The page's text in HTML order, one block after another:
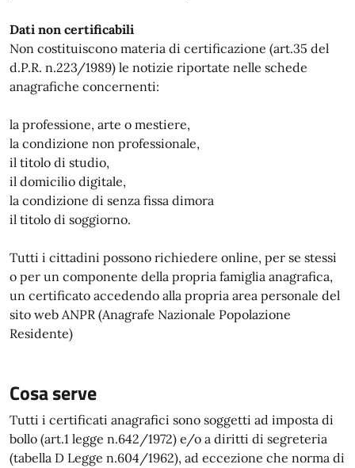
Dati non certificabili
Non costituiscono materia di certificazione (art.35 del
d.P.R. n.223/1989) le notizie riportate nelle schede
anagrafiche concernenti:
la professione, arte o mestiere,
la condizione non professionale,
il titolo di studio,
il domicilio digitale,
la condizione di senza fissa dimora
il titolo di soggiorno.
Tutti i cittadini possono richiedere online, per se stessi
o per un componente della propria famiglia anagrafica,
un certificato accedendo alla propria area personale del
sito web ANPR (Anagrafe Nazionale Popolazione
Residente)
Cosa serve
Tutti i certificati anagrafici sono soggetti ad imposta di
bollo (art.1 legge n.642/1972) e/o a diritti di segreteria
(tabella D Legge n.604/1962), ad eccezione che norma di